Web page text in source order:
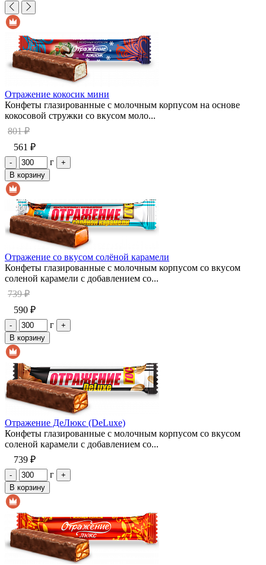
Отражение кокосик мини
Конфеты глазированные с молочным корпусом на основе
кокосовой стружки со вкусом моло...
801 ₽
561 ₽
- г
+
В корзину
Отражение со вкусом солёной карамели
Конфеты глазированные с молочным корпусом со вкусом
соленой карамели с добавлением со...
739 ₽
590 ₽
- г
+
В корзину
Отражение ДеЛюкс (DeLuxe)
Конфеты глазированные с молочным корпусом со вкусом
соленой карамели с добавлением со...
739 ₽
- г
+
В корзину